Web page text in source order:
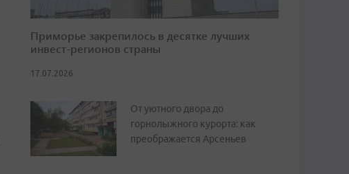
Приморье закрепилось в десятке лучших
инвест-регионов страны
17.07.2026
От уютного двора до
горнолыжного курорта: как
преображается Арсеньев